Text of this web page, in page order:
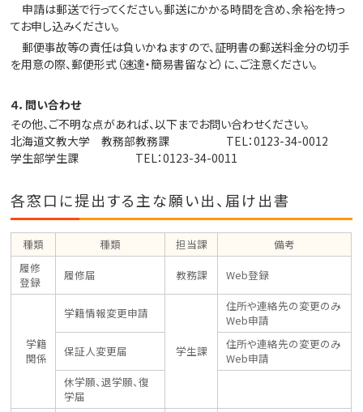
申請は郵送で行ってください。郵送にかかる時間を含め、余裕を持っ
てお申し込みください。
郵便事故等の責任は負いかねますので、証明書の郵送料金分の切手
を用意の際、郵便形式（速達・簡易書留など）に、ご注意ください。
４．問い合わせ
その他、ご不明な点があれば、以下までお問い合わせください。
北海道文教大学 教務部教務課 TEL：0123-34-0012
学生部学生課 TEL：0123-34-0011
各窓口に提出する主な願い出、届け出書
種類 種類 担当課
備考
履修
登録
履修届 教務課 Web登録
学籍
関係
学籍情報変更申請
学生課
住所や連絡先の変更のみ
Web申請
保証人変更届
住所や連絡先の変更のみ
Web申請
休学願、退学願、復
学届